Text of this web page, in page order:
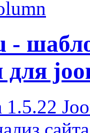
-
для
1.5.22